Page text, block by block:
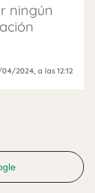
ningún
04/2024 , a las 12:12